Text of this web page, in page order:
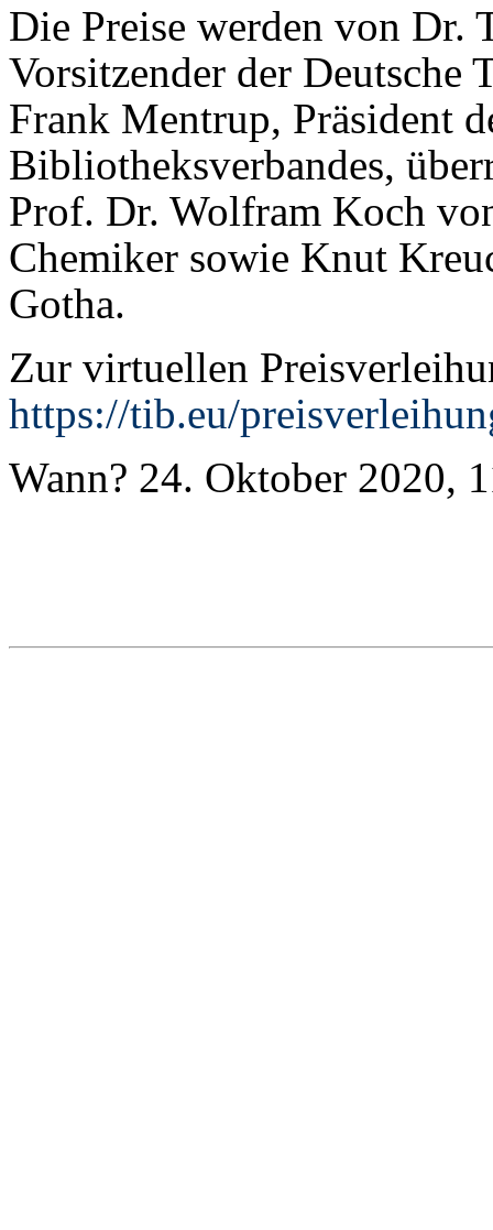
Die Preise werden von Dr.
Vorsitzender der Deutsche
Frank Mentrup, Präsident
Bibliotheksverbandes,
Prof. Dr. Wolfram Koch
Chemiker sowie Knut
Gotha.
Zur virtuellen
https://tib.eu/
Wann? 24. Oktober 2020,